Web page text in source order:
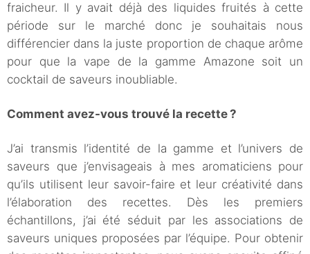
fraicheur. Il y avait déjà des liquides fruités à cette
période sur le marché donc je souhaitais nous
différencier dans la juste proportion de chaque arôme
pour que la vape de la gamme Amazone soit un
cocktail de saveurs inoubliable.
Comment avez-vous trouvé la recette ?
J’ai transmis l’identité de la gamme et l’univers de
saveurs que j’envisageais à mes aromaticiens pour
qu’ils utilisent leur savoir-faire et leur créativité dans
l’élaboration des recettes. Dès les premiers
échantillons, j’ai été séduit par les associations de
saveurs uniques proposées par l’équipe. Pour obtenir